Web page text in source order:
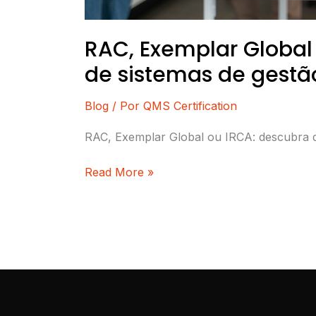
RAC, Exemplar
de sistemas de
Blog / Por QMS Certification
RAC, Exemplar Global ou IRCA:
Read More »